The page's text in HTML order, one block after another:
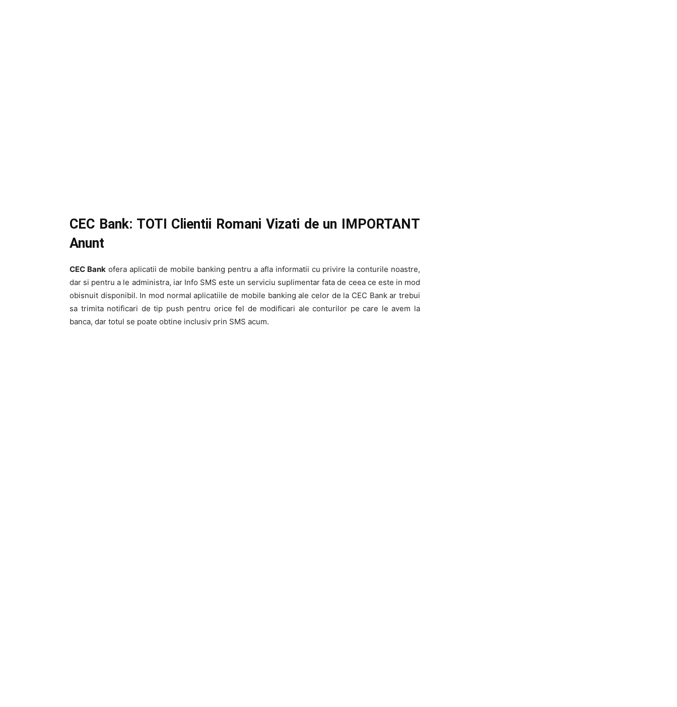
CEC Bank: TOTI Clientii Romani Vizati de un IMPORTANT
Anunt
CEC Bank ofera aplicatii de mobile banking pentru a afla informatii cu privire la conturile noastre,
dar si pentru a le administra, iar Info SMS este un serviciu suplimentar fata de ceea ce este in mod
obisnuit disponibil. In mod normal aplicatiile de mobile banking ale celor de la CEC Bank ar trebui
sa trimita notificari de tip push pentru orice fel de modificari ale conturilor pe care le avem la
banca, dar totul se poate obtine inclusiv prin SMS acum.